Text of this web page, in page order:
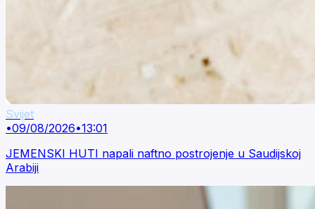
Svijet
•09/08/2026•13:01
JEMENSKI HUTI napali naftno postrojenje u Saudijskoj
Arabiji